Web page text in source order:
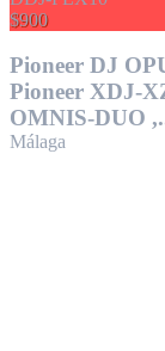
$900
Pioneer DJ
Pioneer XDJ-
OMNIS-DUO
Málaga